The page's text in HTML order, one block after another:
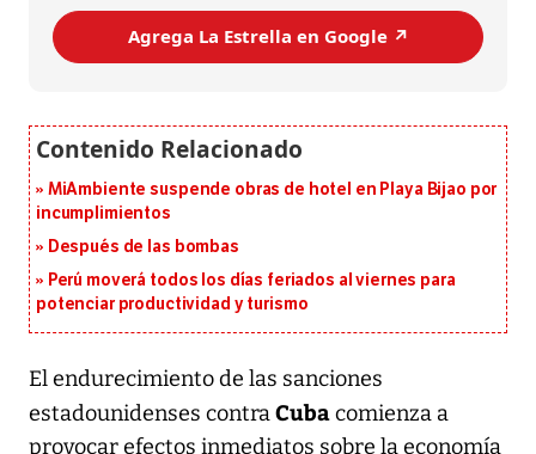
Agrega La Estrella en Google ↗️
MiAmbiente suspende obras de hotel en Playa Bijao por
incumplimientos
Después de las bombas
Perú moverá todos los días feriados al viernes para
potenciar productividad y turismo
El endurecimiento de las sanciones
estadounidenses contraCubacomienza a
provocar efectos inmediatos sobre la economía